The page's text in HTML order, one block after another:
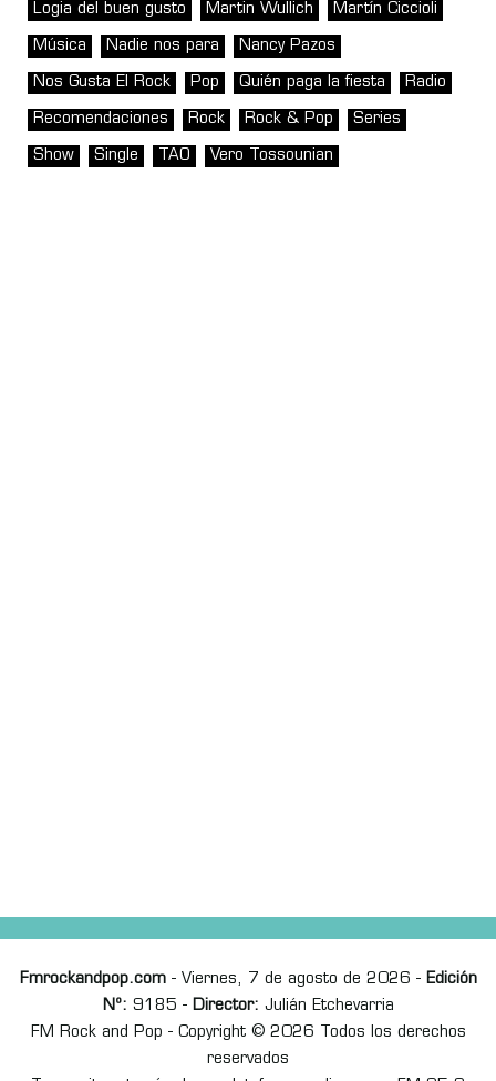
Logia del buen gusto Martin Wullich Martín Ciccioli
Música Nadie nos para Nancy Pazos
Nos Gusta El Rock Pop Quién paga la fiesta Radio
Recomendaciones Rock Rock & Pop Series
Show Single TAO Vero Tossounian
Fmrockandpop.com- Viernes, 7 de agosto de 2026 - Edición
Nº: 9185 - Director: Julián Etchevarria
FM Rock and Pop - Copyright © 2026 Todos los derechos
reservados